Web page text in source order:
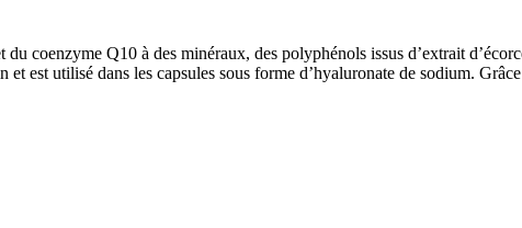
coenzyme Q10 à des minéraux, des polyphénols issus d’extrait
est utilisé dans les capsules sous forme d’hyaluronate de sodium.